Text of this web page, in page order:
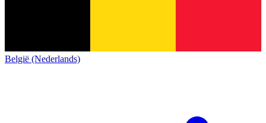
België (Nederlands)